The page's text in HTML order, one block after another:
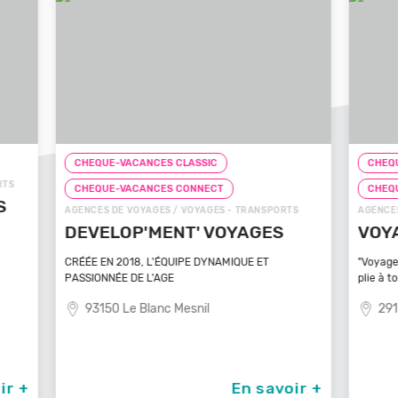
+
CHEQUE-VACANCES CLASSIC
CHEQUE-VACANCES CONNECT
AGENCES DE VOYAGES / VOYAGES - TRANSPORTS
VOYAGEZ VOS REVES
"Voyagez vos rêves - L'agence de voyage qui se
plie à tout
29100 Poullan Sur Mer
En savoir +
ZOOS,